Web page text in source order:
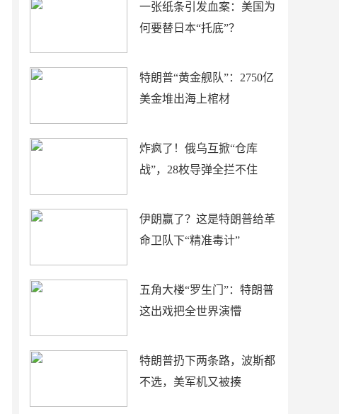
一张纸条引发血案：美国为
何要替日本“托底”？
特朗普“黄金舰队”：2750亿
美金堆出海上棺材
炸疯了！俄乌互掀“仓库
战”，28枚导弹全拦不住
伊朗赢了？这是特朗普给革
命卫队下“精准毒计”
五角大楼“罗生门”：特朗普
这出戏把全世界演懵
特朗普扔下两条路，波斯都
不选，美军机又被揍